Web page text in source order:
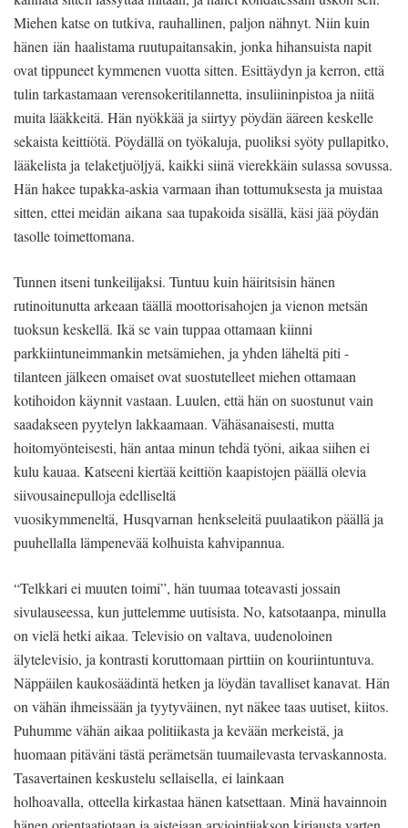
Miehen katse on tutkiva, rauhallinen, paljon nähnyt. Niin kuin
hänen iän haalistama ruutupaitansakin, jonka hihansuista napit
ovat tippuneet kymmenen vuotta sitten. Esittäydyn ja kerron, että
tulin tarkastamaan verensokeritilannetta, insuliininpistoa ja niitä
muita lääkkeitä. Hän nyökkää ja siirtyy pöydän ääreen keskelle
sekaista keittiötä. Pöydällä on työkaluja, puoliksi syöty pullapitko,
lääkelista ja telaketjuöljyä, kaikki siinä vierekkäin sulassa sovussa.
Hän hakee tupakka-askia varmaan ihan tottumuksesta ja muistaa
sitten, ettei meidän aikana saa tupakoida sisällä, käsi jää pöydän
tasolle toimettomana.
Tunnen itseni tunkeilijaksi. Tuntuu kuin häiritsisin hänen
rutinoitunutta arkeaan täällä moottorisahojen ja vienon metsän
tuoksun keskellä. Ikä se vain tuppaa ottamaan kiinni
parkkiintuneimmankin metsämiehen, ja yhden läheltä piti -
tilanteen jälkeen omaiset ovat suostutelleet miehen ottamaan
kotihoidon käynnit vastaan. Luulen, että hän on suostunut vain
saadakseen pyytelyn lakkaamaan. Vähäsanaisesti, mutta
hoitomyönteisesti, hän antaa minun tehdä työni, aikaa siihen ei
kulu kauaa. Katseeni kiertää keittiön kaapistojen päällä olevia
siivousainepulloja edelliseltä
vuosikymmeneltä, Husqvarnan henkseleitä puulaatikon päällä ja
puuhellalla lämpenevää kolhuista kahvipannua.
“Telkkari ei muuten toimi”, hän tuumaa toteavasti jossain
sivulauseessa, kun juttelemme uutisista. No, katsotaanpa, minulla
on vielä hetki aikaa. Televisio on valtava, uudenoloinen
älytelevisio, ja kontrasti koruttomaan pirttiin on kouriintuntuva.
Näppäilen kaukosäädintä hetken ja löydän tavalliset kanavat. Hän
on vähän ihmeissään ja tyytyväinen, nyt näkee taas uutiset, kiitos.
Puhumme vähän aikaa politiikasta ja kevään merkeistä, ja
huomaan pitäväni tästä perämetsän tuumailevasta tervaskannosta.
Tasavertainen keskustelu sellaisella, ei lainkaan
holhoavalla, otteella kirkastaa hänen katsettaan. Minä havainnoin